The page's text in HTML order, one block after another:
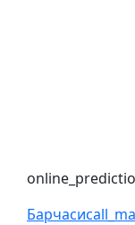
Барчаси